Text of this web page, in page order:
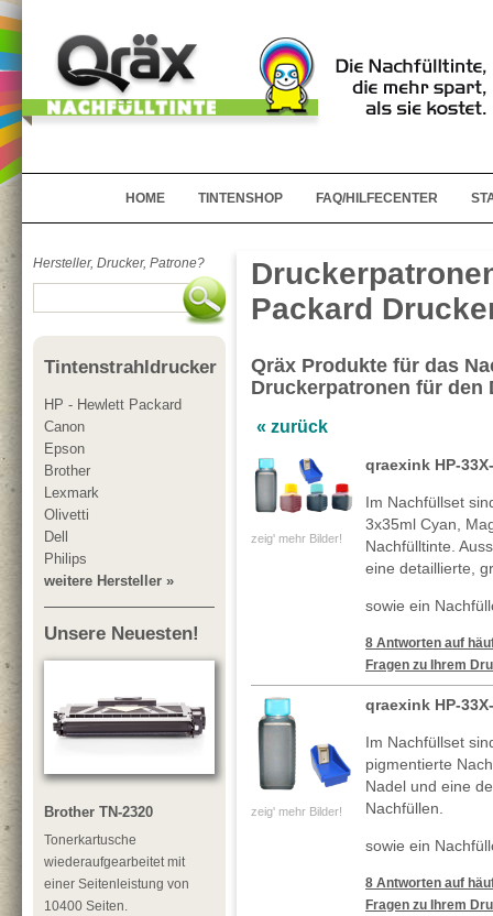
HOME TINTENSHOP FAQ/HILFECENTER
Hersteller, Drucker, Patrone?
Tintenstrahldrucker
HP - Hewlett Packard
Canon
Epson
Brother
Lexmark
Olivetti
Dell
Philips
weitere Hersteller »
Unsere Neuesten!
Brother TN-2320
Tonerkartusche
wiederaufgearbeitet mit
einer Seitenleistung von
10400 Seiten.
Packard
Qräx Produkte für das
Druckerpatronen für den
« zurück
zeig' mehr Bilder!
qraexink HP-
Im Nachfüllset
3x35ml Cyan,
Nachfülltinte.
eine detaillierte,
sowie ein
8 Antworten auf
Fragen zu Ihrem
zeig' mehr Bilder!
qraexink HP-
Im Nachfüllset
pigmentierte
Nadel und eine
Nachfüllen.
sowie ein
8 Antworten auf
Fragen zu Ihrem